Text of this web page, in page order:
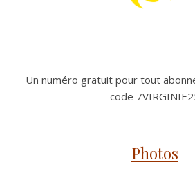
Un numéro gratuit pour tout
code
Photos